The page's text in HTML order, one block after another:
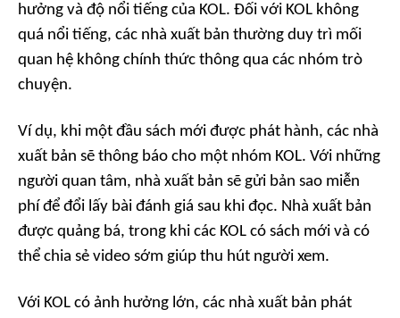
hưởng và độ nổi tiếng của KOL. Đối với KOL không
quá nổi tiếng, các nhà xuất bản thường duy trì mối
quan hệ không chính thức thông qua các nhóm trò
chuyện.
Ví dụ, khi một đầu sách mới được phát hành, các nhà
xuất bản sẽ thông báo cho một nhóm KOL. Với những
người quan tâm, nhà xuất bản sẽ gửi bản sao miễn
phí để đổi lấy bài đánh giá sau khi đọc. Nhà xuất bản
được quảng bá, trong khi các KOL có sách mới và có
thể chia sẻ video sớm giúp thu hút người xem.
Với KOL có ảnh hưởng lớn, các nhà xuất bản phát